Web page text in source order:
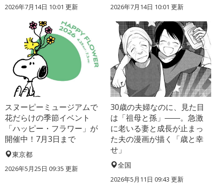
2026年7月14日 10:01 更新 2026年7月14日 10:01 更新
スヌーピーミュージアムで
花だらけの季節イベント
「ハッピー・フラワー」が
開催中！7月3日まで
東京都
2026年5月25日 09:35 更新
30歳の夫婦なのに、見た目
は「祖母と孫」――。急激
に老いる妻と成長が止まっ
た夫の漫画が描く「歳と幸
せ」
全国
2026年5月11日 09:43 更新